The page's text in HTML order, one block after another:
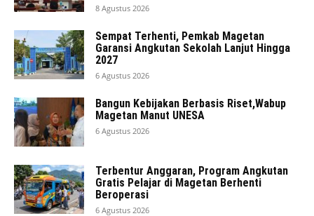
8 Agustus 2026
Sempat Terhenti, Pemkab Magetan
Garansi Angkutan Sekolah Lanjut Hingga
2027
6 Agustus 2026
Bangun Kebijakan Berbasis Riset,Wabup
Magetan Manut UNESA
6 Agustus 2026
Terbentur Anggaran, Program Angkutan
Gratis Pelajar di Magetan Berhenti
Beroperasi
6 Agustus 2026